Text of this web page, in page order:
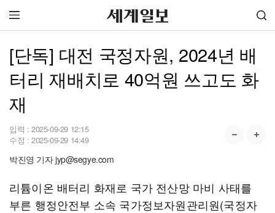
[단독] 대전 국정자원, 2024년 배
터리 재배치로 40억원 쓰고도 화
재
입력 : 2025-09-29 12:15
수정 : 2025-09-29 14:49
박진영 기자 jyp@segye.com
리튬이온 배터리 화재로 국가 전산망 마비 사태를
부른 행정안전부 소속 국가정보자원관리원(국정자